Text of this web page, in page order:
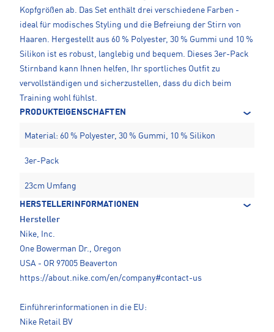
Kopfgrößen ab. Das Set enthält drei verschiedene Farben -
ideal für modisches Styling und die Befreiung der Stirn von
Haaren. Hergestellt aus 60 % Polyester, 30 % Gummi und 10 %
Silikon ist es robust, langlebig und bequem. Dieses 3er-Pack
Stirnband kann Ihnen helfen, Ihr sportliches Outfit zu
vervollständigen und sicherzustellen, dass du dich beim
Training wohl fühlst.
PRODUKTEIGENSCHAFTEN
Material: 60 % Polyester, 30 % Gummi, 10 % Silikon
3er-Pack
23cm Umfang
HERSTELLERINFORMATIONEN
Hersteller
Nike, Inc.
One Bowerman Dr., Oregon
USA - OR 97005 Beaverton
https://about.nike.com/en/company#contact-us
Einführerinformationen in die EU:
Nike Retail BV